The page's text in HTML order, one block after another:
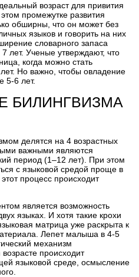
возраст для привития
промежутке развития
обширны, что он может без
языков и говорить на них
словарного запаса
лет. Ученые утверждают, что
когда можно стать
Но важно, чтобы овладение
5-6 лет.
БИЛИНГВИЗМА
делятся на 4 возрастных
важными являются
период (1–12 лет). При этом
с языковой средой проще в
процесс происходит
является возможность
языках. И хотя такие крохи
матрица уже раскрыта к
Лепет малыша в 4-5
механизм
происходит
языковой среде, осмысление